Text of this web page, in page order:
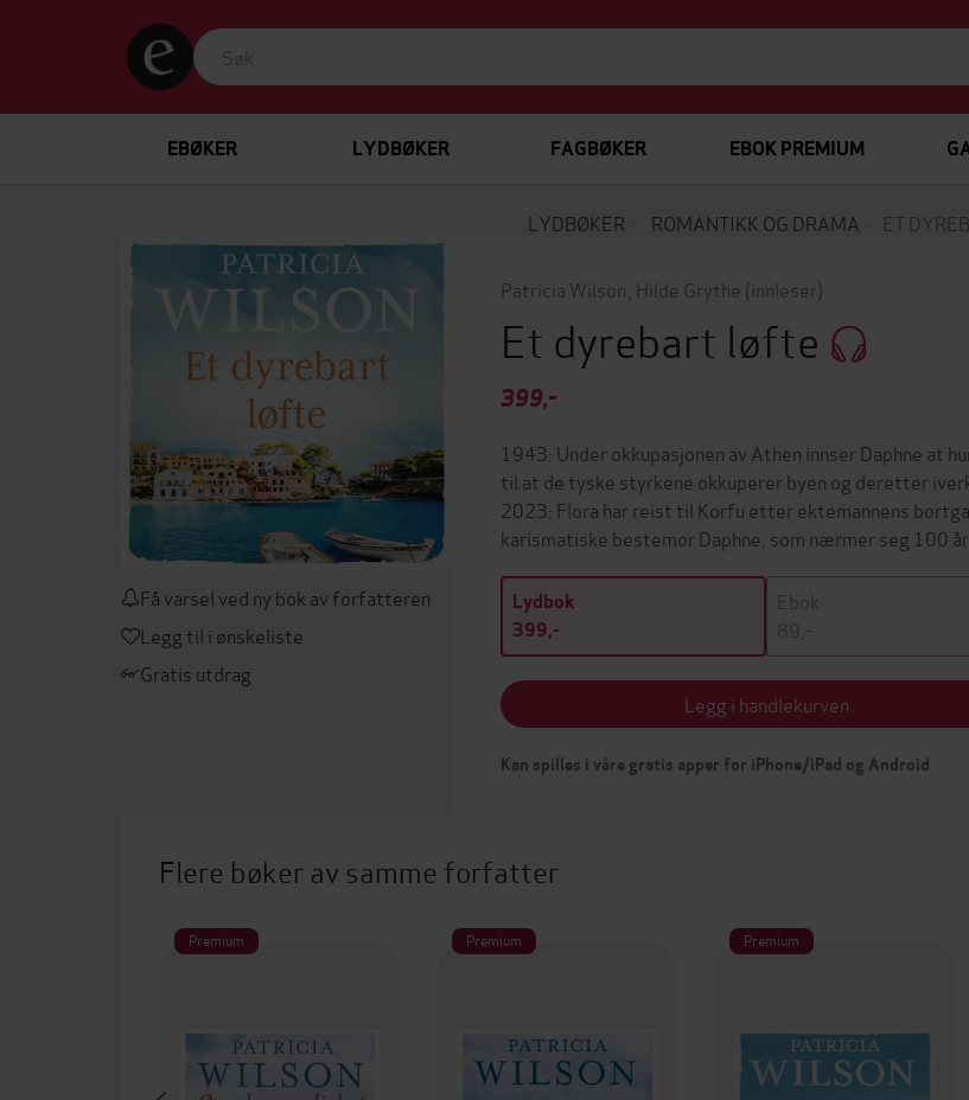
EBØKER LYDBØKER FAGBØKER EBOK PREMIUM
LYDBØKER ROMANTIKK OG DRAMA ET
Få varsel ved ny bok av forfatteren
Legg til i ønskeliste
Gratis utdrag
Patricia Wilson Hilde Grythe (innleser)
Et dyrebart løfte
399,-
1943: Under okkupasjonen av Athen innser Daphne at
til at de tyske styrkene okkuperer byen og deretter
2023: Flora har reist til Korfu etter ektemannens
karismatiske bestemor Daphne, som nærmer seg 100 år.
Lydbok
399,-
Ebok
89,-
Legg i handlekurven
Kan spilles i våre gratis apper for iPhone/iPad og Android
Flere bøker av samme forfatter
Premium Premium Premium